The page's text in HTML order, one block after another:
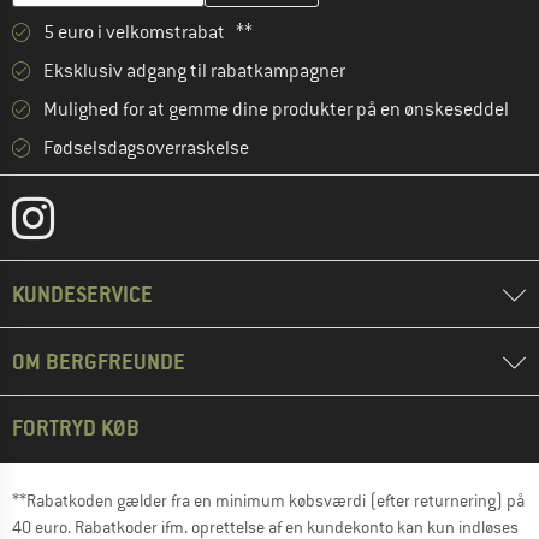
5 euro i velkomstrabat **
Eksklusiv adgang til rabatkampagner
Mulighed for at gemme dine produkter på en ønskeseddel
Fødselsdagsoverraskelse
KUNDESERVICE
OM BERGFREUNDE
FORTRYD KØB
**Rabatkoden gælder fra en minimum købsværdi (efter returnering) på
40 euro. Rabatkoder ifm. oprettelse af en kundekonto kan kun indløses